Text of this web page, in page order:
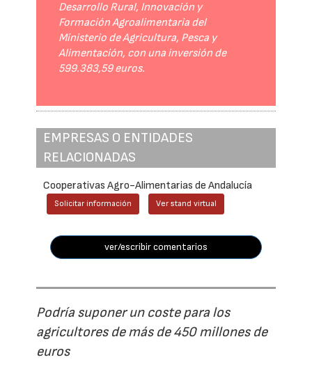
Desarrollo Rural, Innovación y
Formación Agroalimentaria del
Ministerio de Agricultura, Pesca y
Alimentación, con una inversión de
599.383,59 euros.
EMPRESAS O ENTIDADES
RELACIONADAS
Cooperativas Agro-Alimentarias de Andalucía
Solicitar información Ver stand virtual
ver/escribir comentarios
Podría suponer un coste para los
agricultores de más de 450 millones de
euros